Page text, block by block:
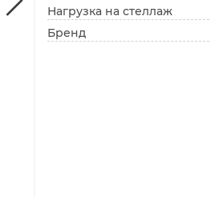
Нагрузка на стеллаж
Бренд